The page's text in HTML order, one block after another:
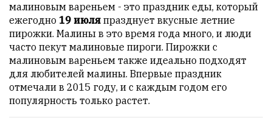
НАШИ
ПРАВИЛА
Тонкие
материалы
для
независимо
мыслящих.
малиновым вареньем - это праздник еды, который
ежегодно 19 июля празднует вкусные летние
пирожки. Малины в это время года много, и люди
часто пекут малиновые пироги. Пирожки с
малиновым вареньем также идеально подходят
для любителей малины. Впервые праздник
отмечали в 2015 году, и с каждым годом его
популярность только растет.